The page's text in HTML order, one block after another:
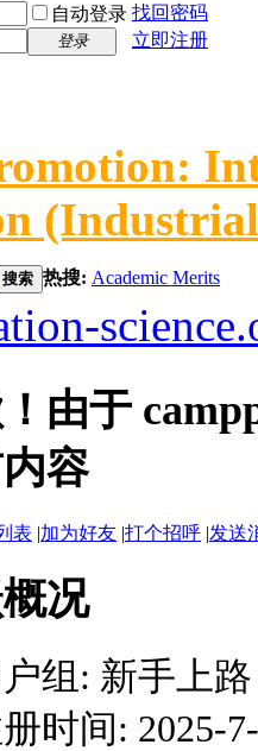
自动登录 找回密码
登录 立即注册
搜索 热搜: Academic Merits
由于
容
表 |加为好友 |打个招呼 |发送
况
组: 新手上路
时间: 2025-